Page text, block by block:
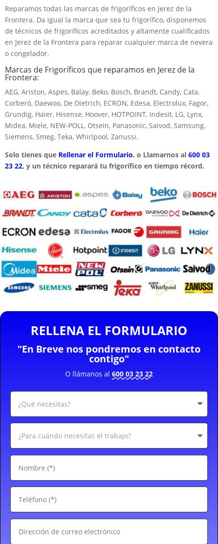
Reparamos todas las marcas de frigoríficos en Jerez de la
Frontera. Da igual la marca que sea tu frigorífico, disponemos
de técnicos de frigoríficos acreditados y altamente cualificados
en Jerez de la Frontera para reparar cualquier marca de nevera
o congelador.
Marcas de Frigoríficos que reparamos en Jerez de la
Frontera:
AEG, Ariston, Aspes, Balay, Beko, Bosch, Brandt, Candy, Cata,
Corberó, Daewoo, De Dietrich, ECRON, Edesa, Electrolux, Fagor,
Grundig, Haier, Hisense, Hoover, HOTPOINT, Indesit, LG, Lynx,
Midea, Miele, NEW-POLL, Otsein, Panasonic, Saivod, Samsung,
Siemens, Smeg, Teka, Whirlpool, Zanussi.
Solo tienes que Rellenar el Formulario. o Llamarnos al 600 03
23 22, y un técnico reparará tu frigorífico en tiempo récord.
RELLENA EL FORMULARIO
"En Breve nos pondremos en contacto
contigo"
O llámanos al 600 03 23 22